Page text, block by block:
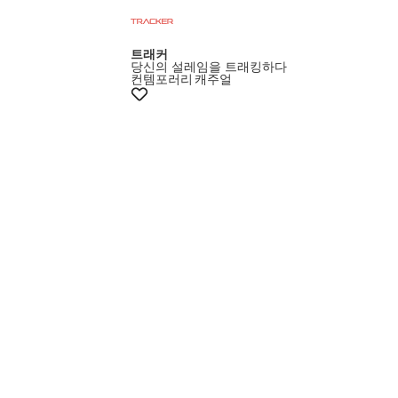
트래커
당신의 설레임을 트래킹하다
컨템포러리 캐주얼